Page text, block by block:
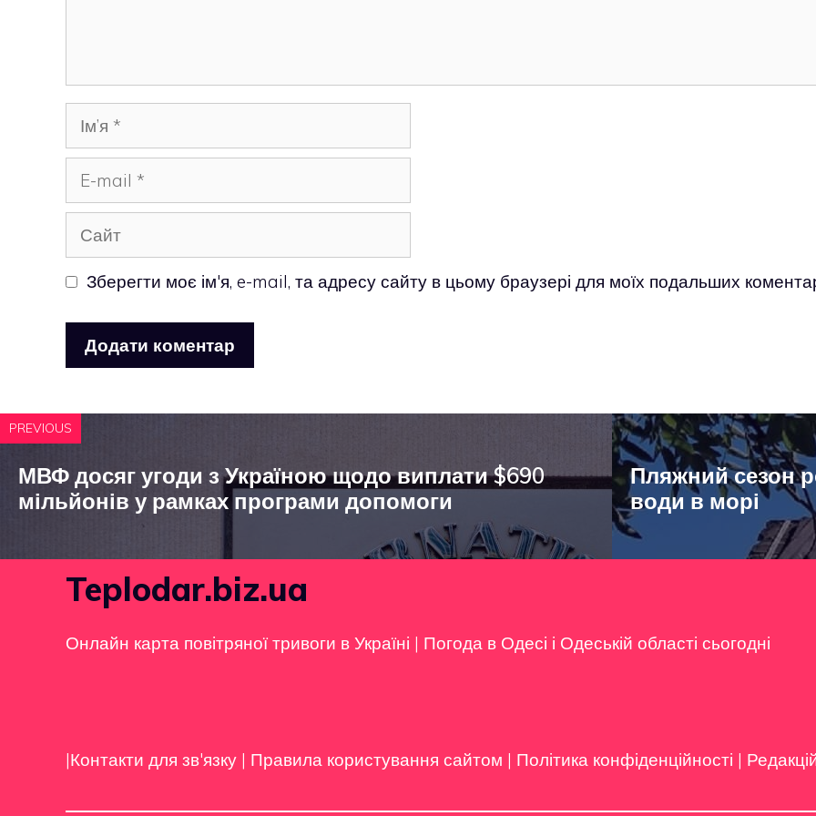
Ім’я
mail
Сайт
Зберегти моє ім'я, e-mail, та адресу сайту в цьому браузері для моїх подальших
PREVIOUS
МВФ досяг угоди з Україною щодо виплати $690
мільйонів у рамках програми допомоги
Пляжний сезон
води в морі
Teplodar.biz.ua
Онлайн карта повітряної тривоги в Україні | Погода в Одесі і Одеській області сьогодні
|Контакти для зв'язку | Правила користування сайтом | Політика конфіденційності |